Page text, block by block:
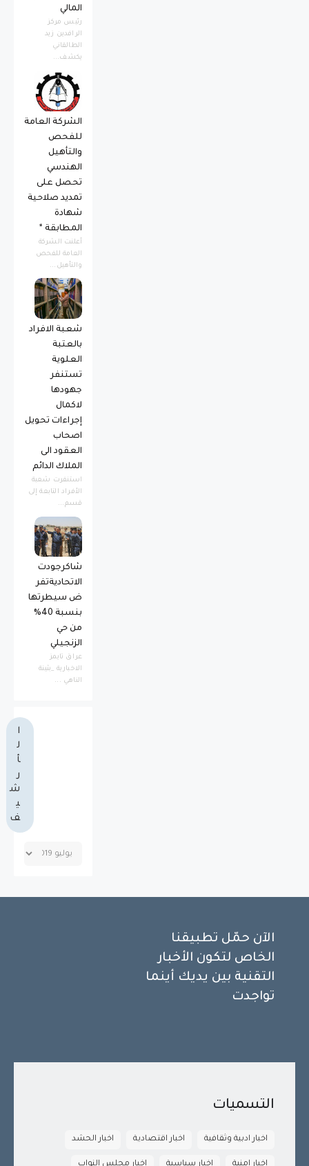
المالي
رئيس مركز
الرافدين زيد
الطالقاني
يكشف...
الشركة العامة
للفحص
والتأهيل
الهندسي
تحصل على
تمديد صلاحية
شهادة
المطابقة *
أعلنت الشركة
العامة للفحص
والتأهيل...
شعبة الافراد
بالعتبة
العلوية
تستنفر
جهودها
لاكمال
إجراءات تحويل
اصحاب
العقود الى
الملاك الدائم
استنفرت شعبة
الأفراد التابعة إلى
قسم...
شاكرجودت
الاتحاديةتفر
ض سيطرتها
بنسبة 40%
من حي
الزنجيلي
عراق تايمز
الاخبارية _بثينة
الناهي ...
ا
ل
أ
ر
ش
ي
ف
الآن حمّل تطبيقنا
الخاص لتكون الأخبار
التقنية بين يديك أينما
تواجدت
التسميات
اخبار ادبية وثقافية اخبار اقتصادية اخبار الحشد